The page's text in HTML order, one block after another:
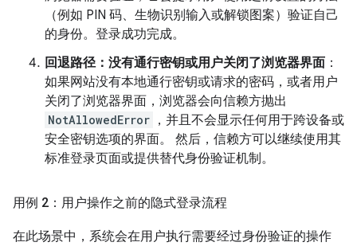
（例如 PIN 码、生物识别输入或解锁图案）验证自己
的身份。登录成功完成。
回退路径：没有通行密钥或用户关闭了浏览器界面 ：
如果网站没有本地通行密钥或请求的密码，或者用户
关闭了浏览器界面，浏览器会向信赖方抛出
NotAllowedError ，并且不会显示任何用于跨设备或
安全密钥选项的界面。 然后，信赖方可以继续使用其
标准登录页面或提供替代身份验证机制。
用例 2：用户操作之前的隐式登录流程
在此场景中，系统会在用户执行需要经过身份验证的操作